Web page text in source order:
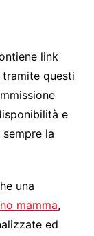
link
questi
e
la
una
mamma,
ed